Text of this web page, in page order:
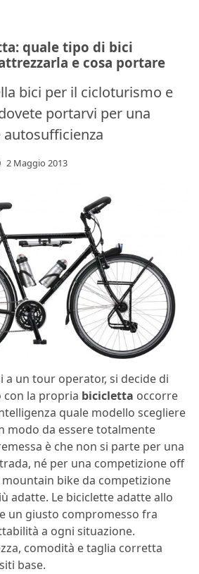
quale tipo di bici
e cosa portare
bici per il cicloturismo e
portarvi per una
autosufficienza
2 Maggio 2013
a un tour operator, si decide di
con la propria bicicletta occorre
quale modello scegliere
modo da essere totalmente
è che non si parte per una
né per una competizione off
bike da competizione
adatte. Le biciclette adatte allo
un giusto compromesso fra
a ogni situazione.
comodità e taglia corretta
base.